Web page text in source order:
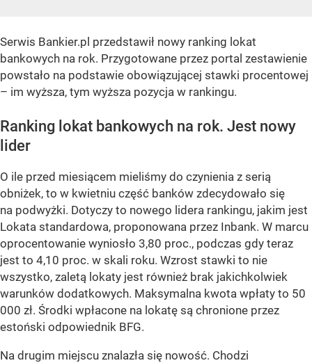
Serwis Bankier.pl przedstawił nowy ranking lokat
bankowych na rok. Przygotowane przez portal zestawienie
powstało na podstawie obowiązującej stawki procentowej
– im wyższa, tym wyższa pozycja w rankingu.
Ranking lokat bankowych na rok. Jest nowy
lider
O ile przed miesiącem mieliśmy do czynienia z serią
obniżek, to w kwietniu część banków zdecydowało się
na podwyżki. Dotyczy to nowego lidera rankingu, jakim jest
Lokata standardowa, proponowana przez Inbank. W marcu
oprocentowanie wyniosło 3,80 proc., podczas gdy teraz
jest to 4,10 proc. w skali roku. Wzrost stawki to nie
wszystko, zaletą lokaty jest również brak jakichkolwiek
warunków dodatkowych. Maksymalna kwota wpłaty to 50
000 zł. Środki wpłacone na lokatę są chronione przez
estoński odpowiednik BFG.
Na drugim miejscu znalazła się nowość. Chodzi